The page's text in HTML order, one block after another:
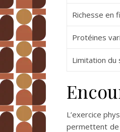
Richesse en
Protéines
Limitation du
L’exercice
permettent de